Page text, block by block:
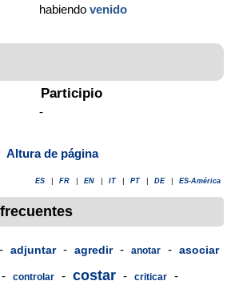
habiendovenido
Participio
-
Altura de página
ES FR EN IT PT DE ES-América
- adjuntar - agredir - anotar - asociar
- controlar - costar - criticar -